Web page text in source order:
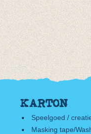
KARTON
Speelgoed /
Masking tape/